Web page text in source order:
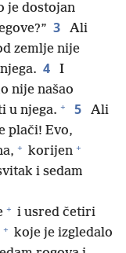
je dostojan
3
Ali
zemlje nije
4
I
nije našao
u njega. + 5
Ali
plači! Evo,
+ korijen +
i sedam
+ i usred četiri
+ koje je izgledalo